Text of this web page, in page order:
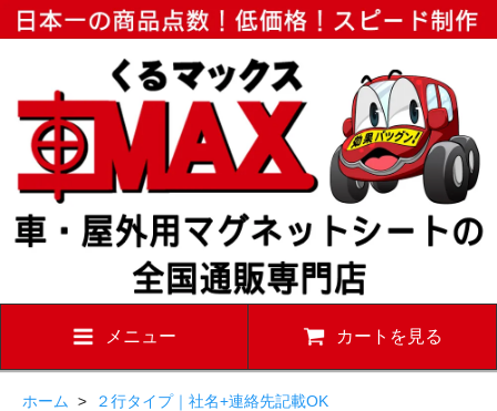
メニュー カートを見る
ホーム > ２行タイプ｜社名+連絡先記載OK